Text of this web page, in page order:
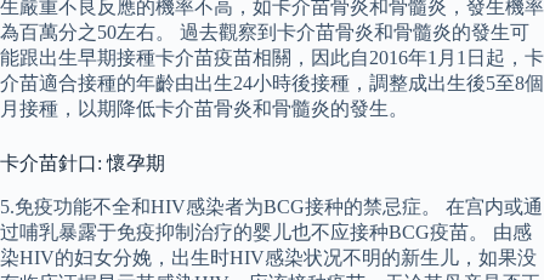
生嚴重不良反應的機率不高，如卡介苗骨炎和骨髓炎，發生機率
為百萬分之50左右。 過去觀察到卡介苗骨炎和骨髓炎的發生可
能跟出生早期接種卡介苗疫苗相關，因此自2016年1月1日起，卡
介苗適合接種的年齡由出生24小時後接種，調整成出生後5至8個
月接種，以期降低卡介苗骨炎和骨髓炎的發生。
卡介苗針口: 懷孕期
5.免疫功能不全和HIV感染者为BCG接种的禁忌症。 在宫内或通
过哺乳暴露于免疫抑制治疗的婴儿也不应接种BCG疫苗。 由感
染HIV的妇女分娩，出生时HIV感染状况不明的新生儿，如果没